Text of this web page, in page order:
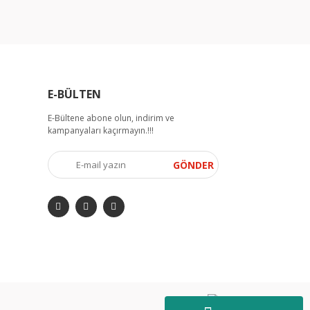
E-BÜLTEN
E-Bültene abone olun, indirim ve
kampanyaları kaçırmayın.!!!
GÖNDER